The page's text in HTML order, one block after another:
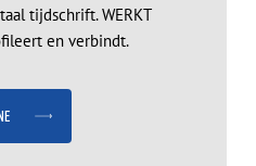
tijdschrift. WERKT
en verbindt.